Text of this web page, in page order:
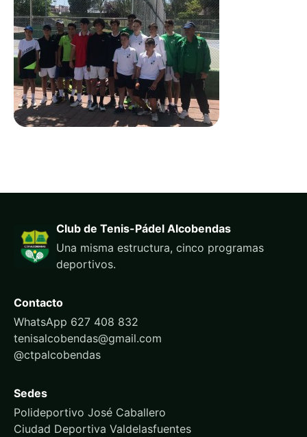
Club de Tenis-Pádel Alcobendas
Una misma estructura, cinco programas
deportivos.
Contacto
WhatsApp 627 408 832
tenisalcobendas@gmail.com
@ctpalcobendas
Sedes
Polideportivo José Caballero
Ciudad Deportiva Valdelasfuentes